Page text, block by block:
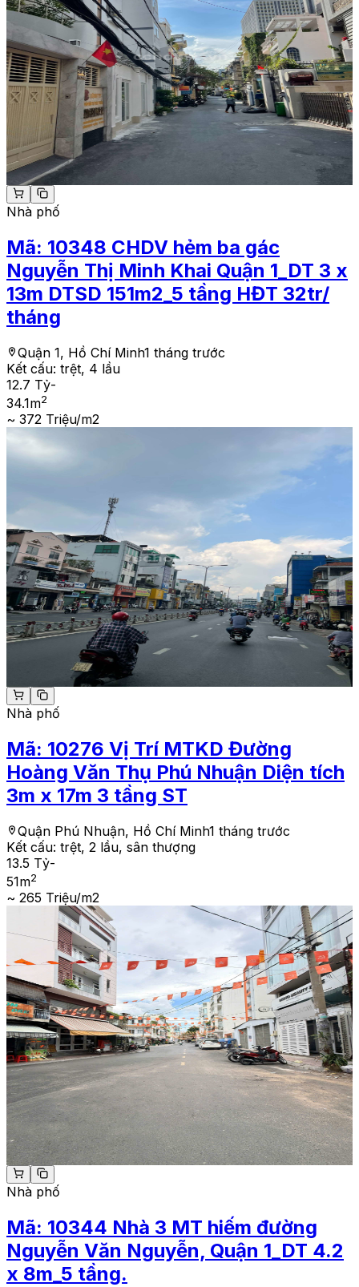
Nhà phố
Mã: 10348 CHDV hẻm ba gác
Nguyễn Thị Minh Khai Quận 1_DT 3 x
13m DTSD 151m2_5 tầng HĐT 32tr/
tháng
Quận 1, Hồ Chí Minh1 tháng trước
Kết cấu: trệt, 4 lầu
12.7 Tỷ-
34.1m2
~ 372 Triệu/m2
Nhà phố
Mã: 10276 Vị Trí MTKD Đường
Hoàng Văn Thụ Phú Nhuận Diện tích
3m x 17m 3 tầng ST
Quận Phú Nhuận, Hồ Chí Minh1 tháng trước
Kết cấu: trệt, 2 lầu, sân thượng
13.5 Tỷ-
51m2
~ 265 Triệu/m2
Nhà phố
Mã: 10344 Nhà 3 MT hiếm đường
Nguyễn Văn Nguyễn, Quận 1_DT 4.2
x 8m_5 tầng.